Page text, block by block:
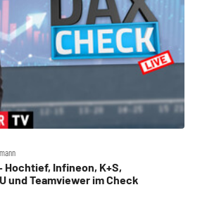
Hochtief, Infineon, K+S,
und Teamviewer im Check